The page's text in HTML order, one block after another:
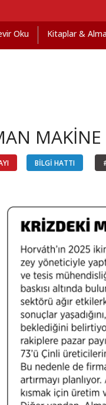
Oku Kitaplar &
MAKİNE
BİLGİ HATTI